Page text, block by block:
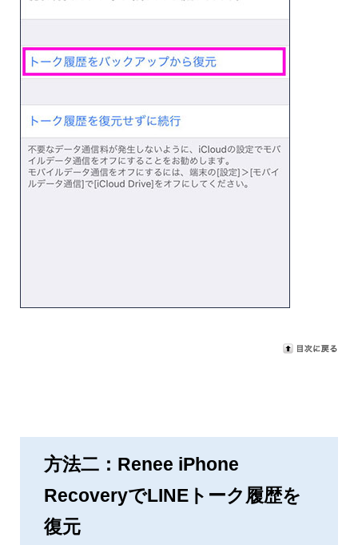
方法二：Renee iPhone
RecoveryでLINEトーク履歴を
復元